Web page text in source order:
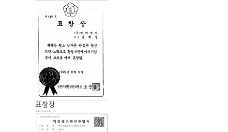
표창장